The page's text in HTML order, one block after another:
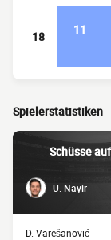
18 11
Spielerstatistiken
Schüsse
U. Nayir
D. Varešanović